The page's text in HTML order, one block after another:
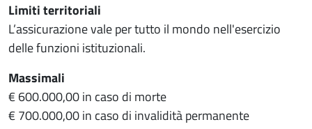
Limiti territoriali
L’assicurazione vale per tutto il mondo nell'esercizio
delle funzioni istituzionali.
Massimali
€ 600.000,00 in caso di morte
€ 700.000,00 in caso di invalidità permanente